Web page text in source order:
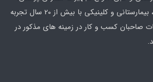
کالای پزشکی خانگی، بیمارستانی و کلینیکی با بیش از 20 سال تجربه
صاحبان کسب و کار در زمینه های مذکور در